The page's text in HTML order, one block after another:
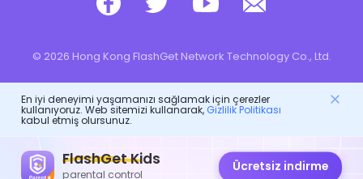
FlashGet Kids
parental control
Ücretsiz indirme
© 2026 Hong Kong FlashGet Network Technology Co., Ltd.
En iyi deneyimi yaşamanızı sağlamak için çerezler
kullanıyoruz. Web sitemizi kullanarak, Gizlilik Politikası
kabul etmiş olursunuz.